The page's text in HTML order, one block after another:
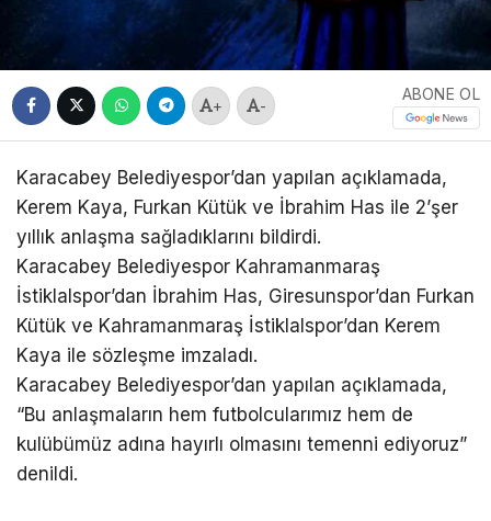
+ -
ABONE OL
Karacabey Belediyespor’dan yapılan açıklamada,
Kerem Kaya, Furkan Kütük ve İbrahim Has ile 2’şer
yıllık anlaşma sağladıklarını bildirdi.
Karacabey Belediyespor Kahramanmaraş
İstiklalspor’dan İbrahim Has, Giresunspor’dan Furkan
Kütük ve Kahramanmaraş İstiklalspor’dan Kerem
Kaya ile sözleşme imzaladı.
Karacabey Belediyespor’dan yapılan açıklamada,
“Bu anlaşmaların hem futbolcularımız hem de
kulübümüz adına hayırlı olmasını temenni ediyoruz”
denildi.